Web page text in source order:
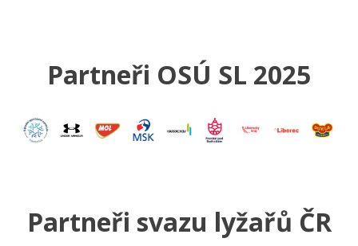
Partneři OSÚ SL 2025
Partneři svazu lyžařů ČR